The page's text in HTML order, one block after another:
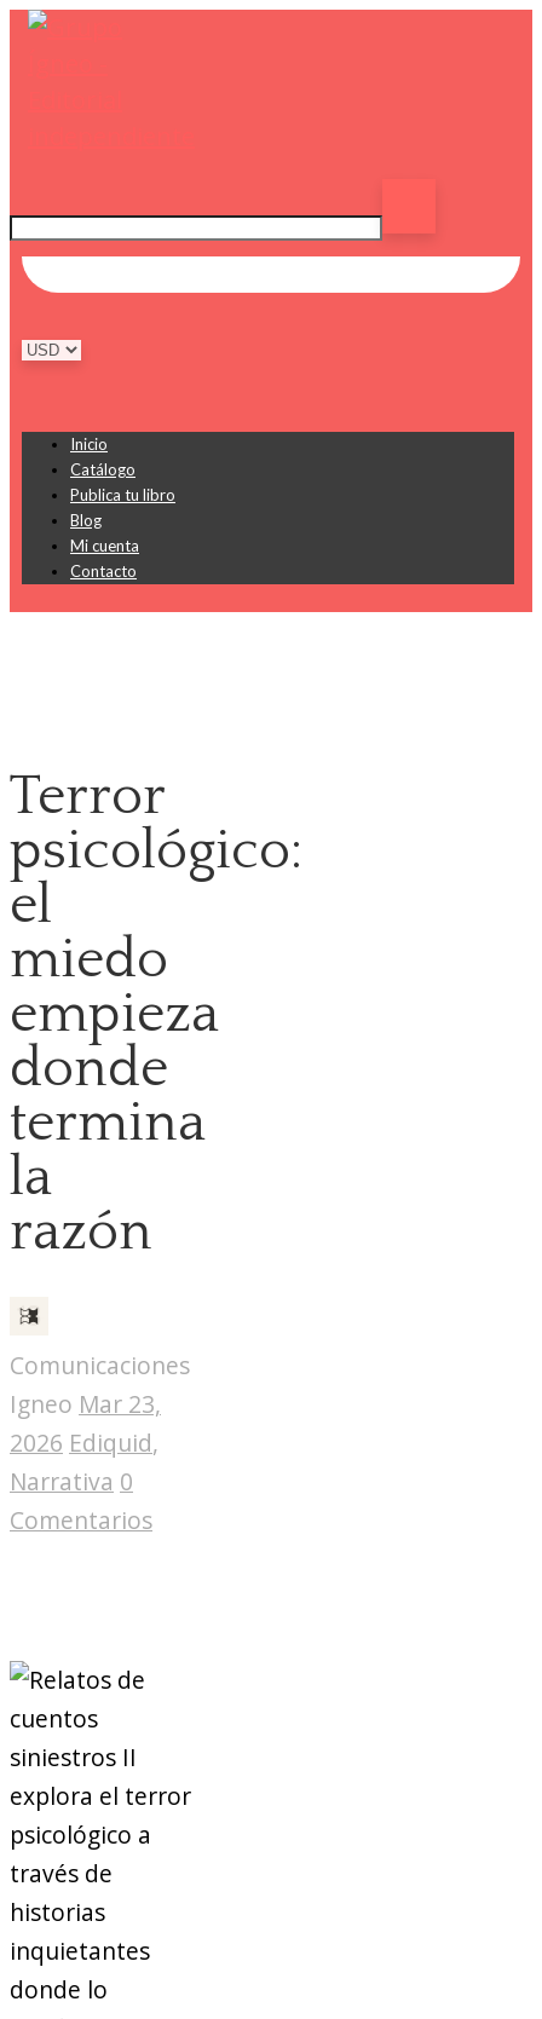
Inicio
Catálogo
Publica tu libro
Blog
Mi cuenta
Contacto
Terror
psicológico:
el
miedo
empieza
donde
termina
la
razón
Comunicaciones
Igneo Mar 23,
2026 Ediquid,
Narrativa 0
Comentarios